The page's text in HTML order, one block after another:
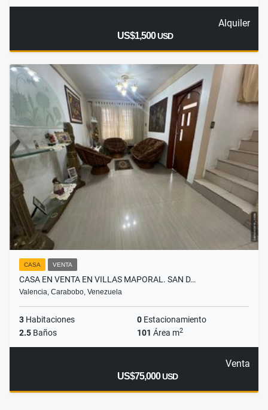
Alquiler
US$1,500USD
CASA VENTA
CASA EN VENTA EN VILLAS MAPORAL. SAN D…
Valencia, Carabobo, Venezuela
3 Habitaciones 0 Estacionamiento
2.5 Baños 101 Área m2
Venta
US$75,000USD